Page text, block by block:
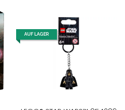
AUF LAGER